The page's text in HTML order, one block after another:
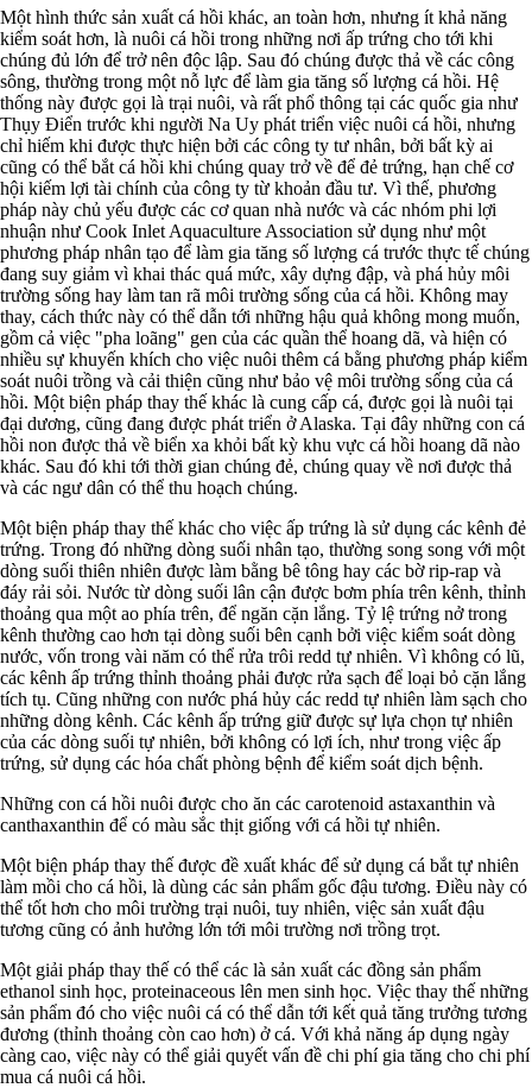
Một hình thức sản xuất cá hồi khác, an toàn hơn, nhưng ít khả năng
kiểm soát hơn, là nuôi cá hồi trong những nơi ấp trứng cho tới khi
chúng đủ lớn để trở nên độc lập. Sau đó chúng được thả về các công
sông, thường trong một nỗ lực để làm gia tăng số lượng cá hồi. Hệ
thống này được gọi là trại nuôi, và rất phổ thông tại các quốc gia như
Thụy Điển trước khi người Na Uy phát triển việc nuôi cá hồi, nhưng
chỉ hiếm khi được thực hiện bởi các công ty tư nhân, bởi bất kỳ ai
cũng có thể bắt cá hồi khi chúng quay trở về để đẻ trứng, hạn chế cơ
hội kiếm lợi tài chính của công ty từ khoản đầu tư. Vì thế, phương
pháp này chủ yếu được các cơ quan nhà nước và các nhóm phi lợi
nhuận như Cook Inlet Aquaculture Association sử dụng như một
phương pháp nhân tạo để làm gia tăng số lượng cá trước thực tế chúng
đang suy giảm vì khai thác quá mức, xây dựng đập, và phá hủy môi
trường sống hay làm tan rã môi trường sống của cá hồi. Không may
thay, cách thức này có thể dẫn tới những hậu quả không mong muốn,
gồm cả việc "pha loãng" gen của các quần thể hoang dã, và hiện có
nhiều sự khuyến khích cho việc nuôi thêm cá bằng phương pháp kiểm
soát nuôi trồng và cải thiện cũng như bảo vệ môi trường sống của cá
hồi. Một biện pháp thay thế khác là cung cấp cá, được gọi là nuôi tại
đại dương, cũng đang được phát triển ở Alaska. Tại đây những con cá
hồi non được thả về biển xa khỏi bất kỳ khu vực cá hồi hoang dã nào
khác. Sau đó khi tới thời gian chúng đẻ, chúng quay về nơi được thả
và các ngư dân có thể thu hoạch chúng.
Một biện pháp thay thế khác cho việc ấp trứng là sử dụng các kênh đẻ
trứng. Trong đó những dòng suối nhân tạo, thường song song với một
dòng suối thiên nhiên được làm bằng bê tông hay các bờ rip-rap và
đáy rải sỏi. Nước từ dòng suối lân cận được bơm phía trên kênh, thỉnh
thoảng qua một ao phía trên, để ngăn cặn lắng. Tỷ lệ trứng nở trong
kênh thường cao hơn tại dòng suối bên cạnh bởi việc kiểm soát dòng
nước, vốn trong vài năm có thể rửa trôi redd tự nhiên. Vì không có lũ,
các kênh ấp trứng thỉnh thoảng phải được rửa sạch để loại bỏ cặn lắng
tích tụ. Cũng những con nước phá hủy các redd tự nhiên làm sạch cho
những dòng kênh. Các kênh ấp trứng giữ được sự lựa chọn tự nhiên
của các dòng suối tự nhiên, bởi không có lợi ích, như trong việc ấp
trứng, sử dụng các hóa chất phòng bệnh để kiểm soát dịch bệnh.
Những con cá hồi nuôi được cho ăn các carotenoid astaxanthin và
canthaxanthin để có màu sắc thịt giống với cá hồi tự nhiên.
Một biện pháp thay thế được đề xuất khác để sử dụng cá bắt tự nhiên
làm mồi cho cá hồi, là dùng các sản phẩm gốc đậu tương. Điều này có
thể tốt hơn cho môi trường trại nuôi, tuy nhiên, việc sản xuất đậu
tương cũng có ảnh hưởng lớn tới môi trường nơi trồng trọt.
Một giải pháp thay thế có thể các là sản xuất các đồng sản phẩm
ethanol sinh học, proteinaceous lên men sinh học. Việc thay thế những
sản phẩm đó cho việc nuôi cá có thể dẫn tới kết quả tăng trưởng tương
đương (thỉnh thoảng còn cao hơn) ở cá. Với khả năng áp dụng ngày
càng cao, việc này có thể giải quyết vấn đề chi phí gia tăng cho chi phí
mua cá nuôi cá hồi.